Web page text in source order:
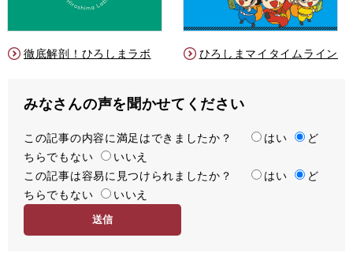
徹底解剖！ひろしまラボ ひろしまマイタイムライン
みなさんの声を聞かせてください
満
足
度
この記事の内容に満足はできましたか？ はい
ど
ちらでもない
いいえ
容
易
この記事は容易に見つけられましたか？ はい
ど
ちらでもない
いいえ